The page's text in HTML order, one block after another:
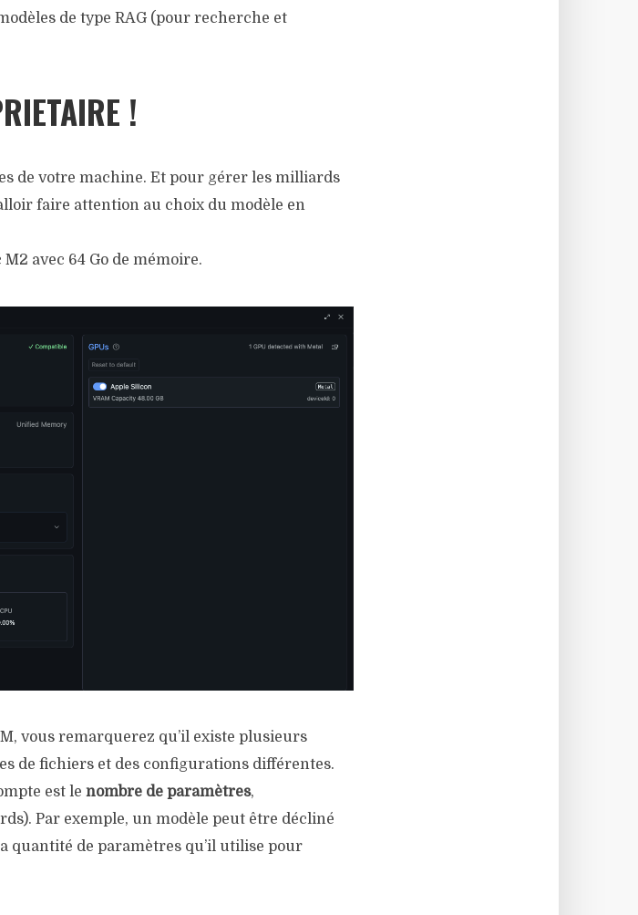
de type RAG (pour recherche et
!
de votre machine. Et pour gérer les milliards
faire attention au choix du modèle en
avec 64 Go de mémoire.
vous remarquerez qu’il existe plusieurs
de fichiers et des configurations différentes.
est le nombre de paramètres,
Par exemple, un modèle peut être décliné
quantité de paramètres qu’il utilise pour